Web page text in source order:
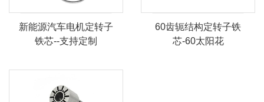
新能源汽车电机定转子
铁芯--支持定制
60齿轭结构定转子铁
芯-60太阳花